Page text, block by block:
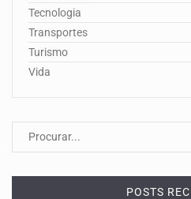
Tecnologia
Transportes
Turismo
Vida
POSTS